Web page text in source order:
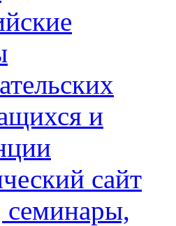
и
сайт